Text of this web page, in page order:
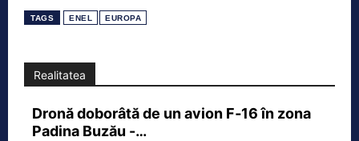
TAGS ENEL EUROPA
Realitatea
Dronă doborâtă de un avion F‑16 în zona
Padina Buzău -…